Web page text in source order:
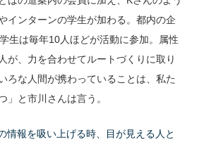
インターンの学生が加わる。都内の企
生は毎年10人ほどが活動に参加。属性
が、力を合わせてルートづくりに取り
ろな人間が携わっていることは、私た
」と市川さんは言う。
情報を吸い上げる時、目が見える人と